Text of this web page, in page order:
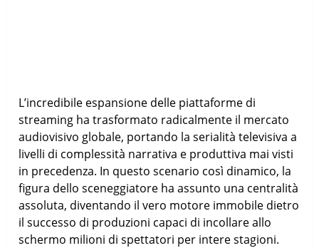
L’incredibile espansione delle piattaforme di
streaming ha trasformato radicalmente il mercato
audiovisivo globale, portando la serialità televisiva a
livelli di complessità narrativa e produttiva mai visti
in precedenza. In questo scenario così dinamico, la
figura dello sceneggiatore ha assunto una centralità
assoluta, diventando il vero motore immobile dietro
il successo di produzioni capaci di incollare allo
schermo milioni di spettatori per intere stagioni.